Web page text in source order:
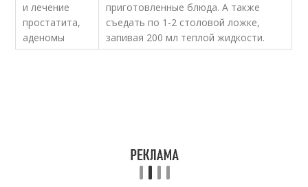
и лечение
простатита,
аденомы
приготовленные блюда. А также
съедать по 1-2 столовой ложке,
запивая 200 мл теплой жидкости.